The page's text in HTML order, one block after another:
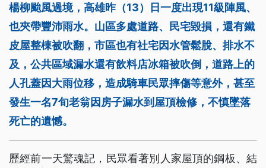
楊柳颱風過境，高雄昨（13）日一度出現11級陣風、
也夾帶豐沛雨水。山區多處道路、民宅毀損，還有鐵
皮屋整棟被吹翻，市區也有社宅因水管鬆脫、排水不
及，公共區域漏水還有飲料店冰箱被吹倒，道路上的
人孔蓋因大雨位移，造成騎車民眾摔傷等意外，甚至
發生一名7旬老翁因房子漏水到屋頂檢修，不慎墜落
死亡的遺憾。
歷經前一天驚魂記，民眾看著別人家屋頂的鋼板、結